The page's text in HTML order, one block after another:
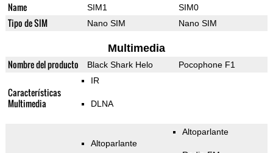
Name SIM1 SIM0
Tipo de SIM Nano SIM Nano SIM
Multimedia
Nombre del producto Black Shark Helo Pocophone F1
Características
Multimedia
IR
DLNA
Altoparlante
Altoparlante